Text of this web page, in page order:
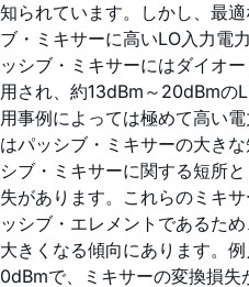
知られています。しかし、最
ブ・ミキサーに高いLO入力電
ッシブ・ミキサーにはダイオ
用され、約13dBm～20dBmの
用事例によっては極めて高い
はパッシブ・ミキサーの大き
シブ・ミキサーに関する短所
失があります。これらのミキ
ッシブ・エレメントであるた
大きくなる傾向にあります。
0dBmで、ミキサーの変換損